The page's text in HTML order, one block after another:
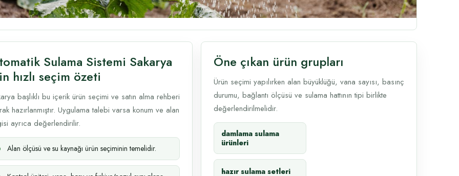
Sulama Sistemi Sakarya
hızlı seçim özeti
başlıklı bu içerik ürün seçimi ve satın alma rehberi
hazırlanmıştır. Uygulama talebi varsa konum ve alan
ayrıca değerlendirilir.
Alan ölçüsü ve su kaynağı ürün seçiminin temelidir.
Öne çıkan ürün grupları
Ürün seçimi yapılırken alan büyüklüğü, vana sayısı, basınç
durumu, bağlantı ölçüsü ve sulama hattının tipi birlikte
değerlendirilmelidir.
damlama sulama
ürünleri
hazır sulama setleri